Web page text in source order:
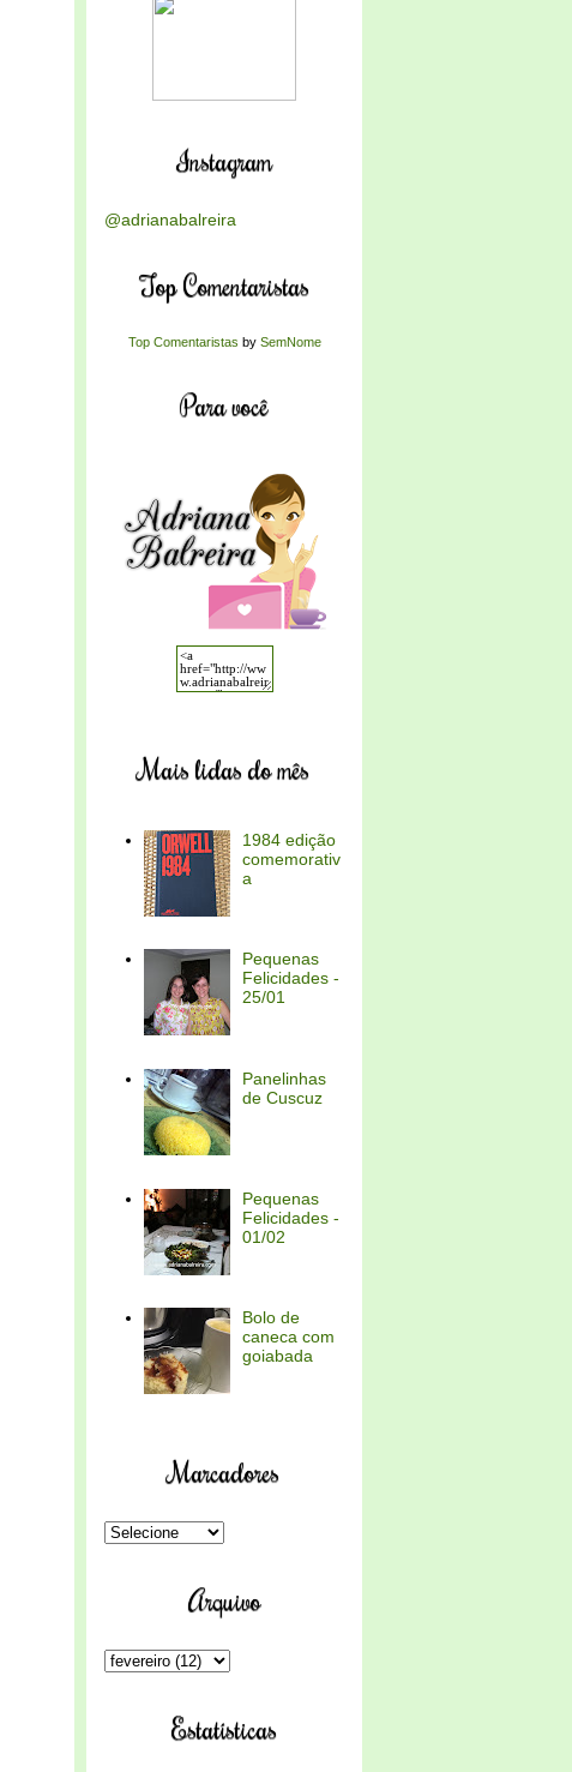
Instagram
@adrianabalreira
Top Comentaristas
Top Comentaristas by SemNome
Para você
Mais lidas do mês
1984 edição
comemorativ
a
Pequenas
Felicidades -
25/01
Panelinhas
de Cuscuz
Pequenas
Felicidades -
01/02
Bolo de
caneca com
goiabada
Marcadores
Arquivo
Estatísticas